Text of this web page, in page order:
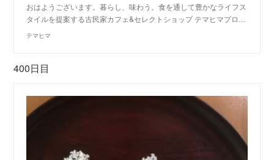
おはようございます。暮らし、味わう。食を通して豊かなライフス
タイルを提案する古民家カフェ&セレクトショップ テマヒマプロ…
テマヒマ
400日目